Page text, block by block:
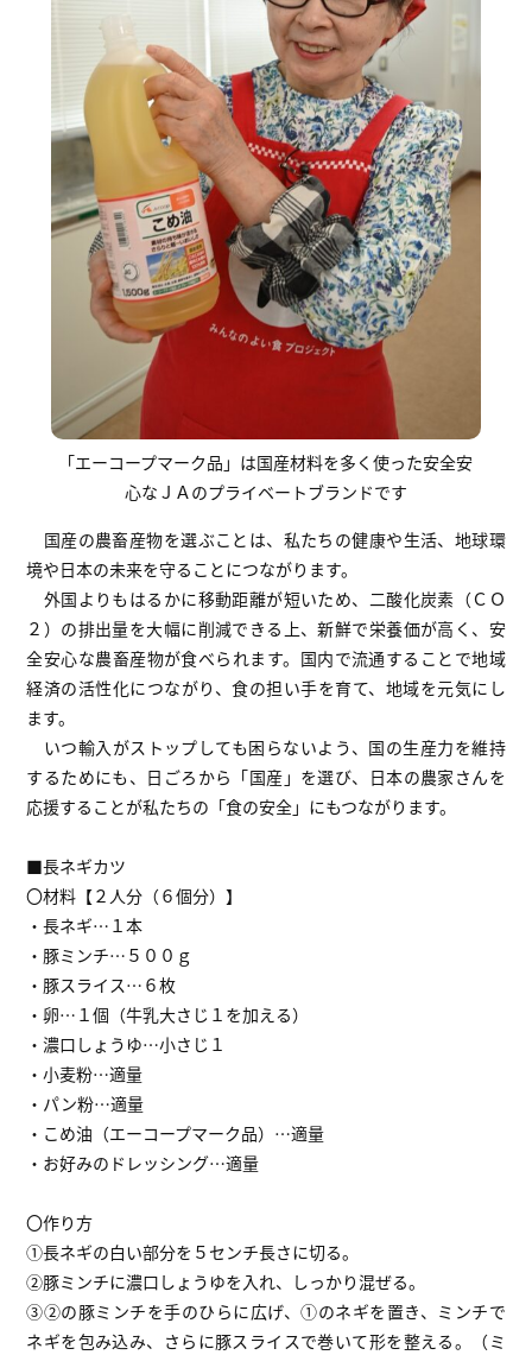
「エーコープマーク品」は国産材料を多く使った安全安
心なＪＡのプライベートブランドです
国産の農畜産物を選ぶことは、私たちの健康や生活、地球環
境や日本の未来を守ることにつながります。
外国よりもはるかに移動距離が短いため、二酸化炭素（ＣＯ
２）の排出量を大幅に削減できる上、新鮮で栄養価が高く、安
全安心な農畜産物が食べられます。国内で流通することで地域
経済の活性化につながり、食の担い手を育て、地域を元気にし
ます。
いつ輸入がストップしても困らないよう、国の生産力を維持
するためにも、日ごろから「国産」を選び、日本の農家さんを
応援することが私たちの「食の安全」にもつながります。
■長ネギカツ
〇材料【２人分（６個分）】
・長ネギ…１本
・豚ミンチ…５００ｇ
・豚スライス…６枚
・卵…１個（牛乳大さじ１を加える）
・濃口しょうゆ…小さじ１
・小麦粉…適量
・パン粉…適量
・こめ油（エーコープマーク品）…適量
・お好みのドレッシング…適量
〇作り方
①長ネギの白い部分を５センチ長さに切る。
②豚ミンチに濃口しょうゆを入れ、しっかり混ぜる。
③②の豚ミンチを手のひらに広げ、①のネギを置き、ミンチで
ネギを包み込み、さらに豚スライスで巻いて形を整える。（ミ